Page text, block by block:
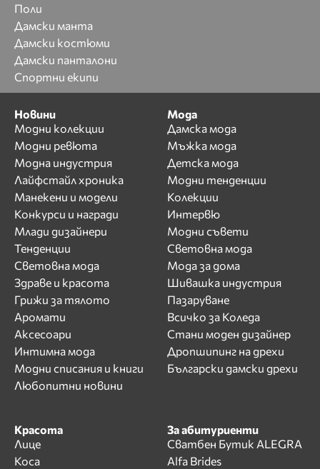
Поли
Дамски манта
Дамски костюми
Дамски панталони
Спортни екипи
Новини
Модни колекции
Модни ревюта
Модна индустрия
Лайфстайл хроника
Манекени и модели
Конкурси и награди
Млади дизайнери
Тенденции
Световна мода
Здраве и красота
Грижи за тялото
Аромати
Аксесоари
Интимна мода
Модни списания и книги
Любопитни новини
Мода
Дамска мода
Мъжка мода
Детска мода
Модни тенденции
Колекции
Интервю
Модни съвети
Световна мода
Мода за дома
Шивашка индустрия
Пазаруване
Всичко за Коледа
Стани моден дизайнер
Дропшипинг на дрехи
Български дамски дрехи
Красота
Лице
Коса
За абитуриенти
Сватбен Бутик ALEGRA
Alfa Brides